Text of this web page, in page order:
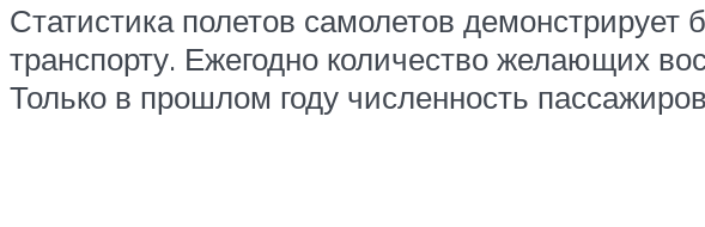
Статистика полетов самолетов
транспорту. Ежегодно количество желающих
Только в прошлом году численность